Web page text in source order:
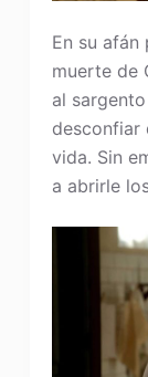
En su
muerte de
al
desconfiar
vida. Sin
a abrirle